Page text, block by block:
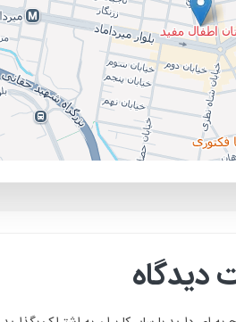
دیدگاه